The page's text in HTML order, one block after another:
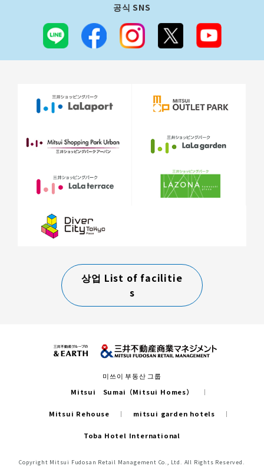
공식 SNS
상업 List of facilitie
s
미쓰이 부동산 그룹
Mitsui Sumai（Mitsui Homes）
Mitsui Rehouse mitsui garden hotels
Toba Hotel International
Copyright Mitsui Fudosan Retail Management Co., Ltd. All Rights Reserved.